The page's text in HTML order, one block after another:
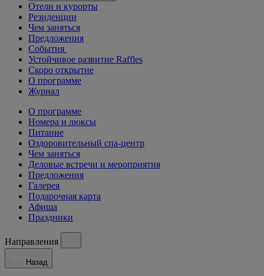
Отели и курорты
Резиденции
Чем заняться
Предложения
События
Устойчивое развитие Raffles
Скоро открытие
О программе
Журнал
О программе
Номера и люксы
Питание
Оздоровительный спа-центр
Чем заняться
Деловые встречи и мероприятия
Предложения
Галерея
Подарочная карта
Афиша
Праздники
Направления
Назад